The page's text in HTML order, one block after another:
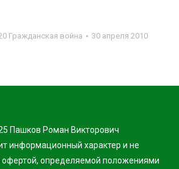
Гражданская война 30 апреля 2010
Пашков Роман Викторович
информационный характер и не
офертой, определяемой положениями